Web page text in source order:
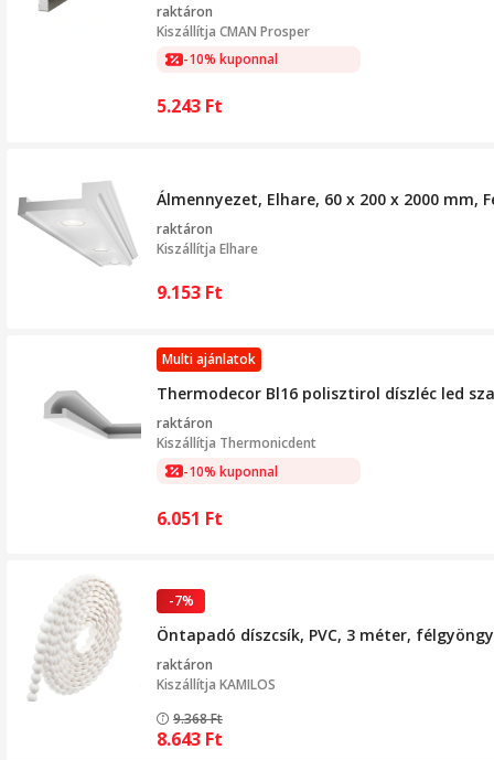
raktáron
Kiszállítja CMAN Prosper
-10% kuponnal
5.243 Ft
Álmennyezet, Elhare, 60 x 200 x 2000 mm,
raktáron
Kiszállítja Elhare
9.153 Ft
Multi ajánlatok
Thermodecor Bl16 polisztirol díszléc led
raktáron
Kiszállítja Thermonicdent
-10% kuponnal
6.051 Ft
-7%
Öntapadó díszcsík, PVC, 3 méter,
raktáron
Kiszállítja KAMILOS
9.368Ft
8.643 Ft